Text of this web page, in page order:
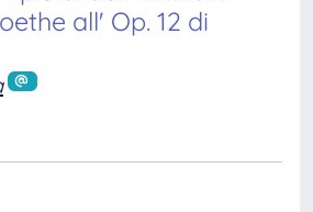
all' Op. 12 di